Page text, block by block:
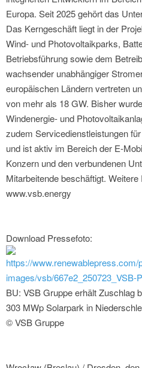
Europa. Seit 2025 gehört das
Das Kerngeschäft liegt in der
Wind- und Photovoltaikparks,
Betriebsführung sowie dem
wachsender unabhängiger
europäischen Ländern vertreten
von mehr als 18 GW. Bisher
Windenergie- und
zudem Servicedienstleistungen
und ist aktiv im Bereich der E-
Konzern und den verbundenen
Mitarbeitende beschäftigt. Weitere
www.vsb.energy
Download Pressefoto:
https://www.renewablepress.com/
images/vsb/667e2_250723_VSB-
BU: VSB Gruppe erhält Zuschlag
303 MWp Solarpark in
© VSB Gruppe